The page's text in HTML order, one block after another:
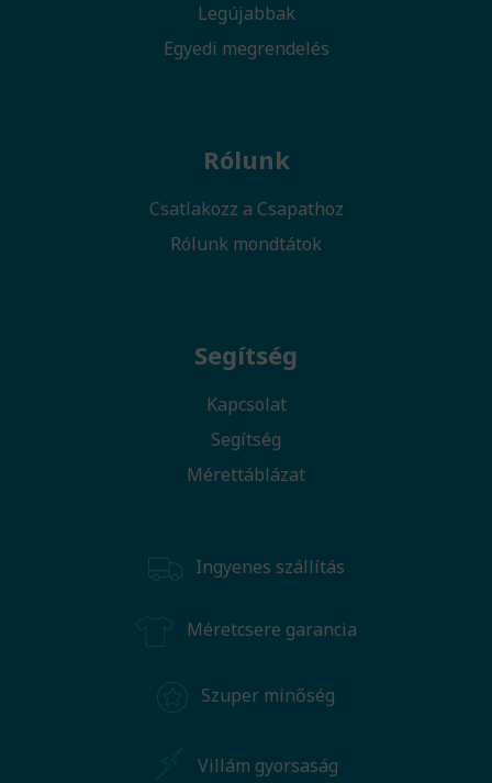
Legújabbak
Egyedi megrendelés
Rólunk
Csatlakozz a Csapathoz
Rólunk mondtátok
Segítség
Kapcsolat
Segítség
Mérettáblázat
Ingyenes szállítás
Méretcsere garancia
Szuper minőség
Villám gyorsaság